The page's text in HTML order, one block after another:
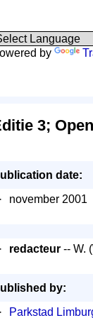
by
3;
date:
·
november 2001
· redacteur -- W.
by:
·
Parkstad